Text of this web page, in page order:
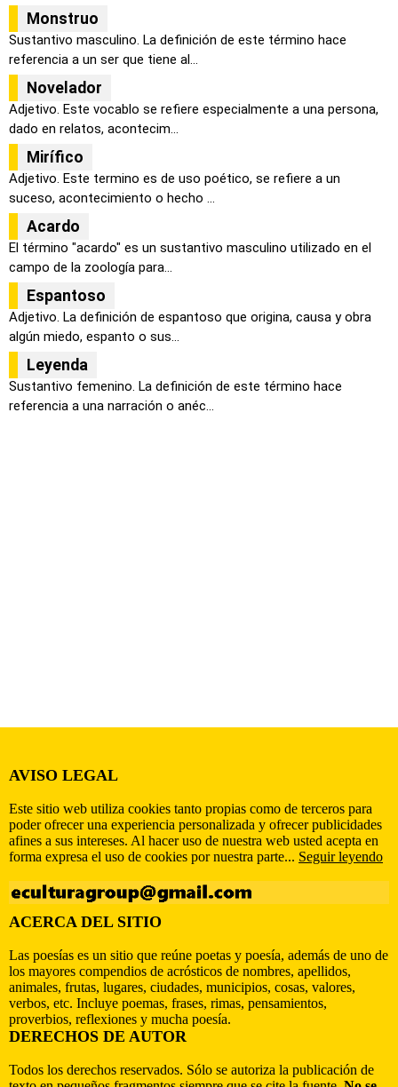
Monstruo
Sustantivo masculino. La definición de este término hace
referencia a un ser que tiene al...
Novelador
Adjetivo. Este vocablo se refiere especialmente a una persona,
dado en relatos, acontecim...
Mirífico
Adjetivo. Este termino es de uso poético, se refiere a un
suceso, acontecimiento o hecho ...
Acardo
El término "acardo" es un sustantivo masculino utilizado en el
campo de la zoología para...
Espantoso
Adjetivo. La definición de espantoso que origina, causa y obra
algún miedo, espanto o sus...
Leyenda
Sustantivo femenino. La definición de este término hace
referencia a una narración o anéc...
AVISO LEGAL
Este sitio web utiliza cookies tanto propias como de terceros para
poder ofrecer una experiencia personalizada y ofrecer publicidades
afines a sus intereses. Al hacer uso de nuestra web usted acepta en
forma expresa el uso de cookies por nuestra parte... Seguir leyendo
ACERCA DEL SITIO
Las poesías es un sitio que reúne poetas y poesía, además de uno de
los mayores compendios de acrósticos de nombres, apellidos,
animales, frutas, lugares, ciudades, municipios, cosas, valores,
verbos, etc. Incluye poemas, frases, rimas, pensamientos,
proverbios, reflexiones y mucha poesía.
DERECHOS DE AUTOR
Todos los derechos reservados. Sólo se autoriza la publicación de